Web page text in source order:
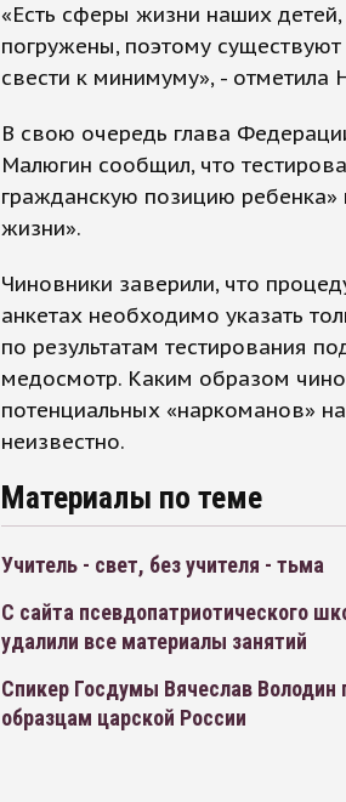
«Есть сферы жизни наших
погружены, поэтому
свести к минимуму», - отметила
В свою очередь глава
Малюгин сообщил, что
гражданскую позицию
жизни».
Чиновники заверили, что
анкетах необходимо указать
по результатам тестирования
медосмотр. Каким образом
потенциальных «наркоманов»
неизвестно.
Материалы по теме
Учитель - свет, без учителя - тьма
С сайта псевдопатриотического
удалили все материалы занятий
Спикер Госдумы Вячеслав Володин
образцам царской России